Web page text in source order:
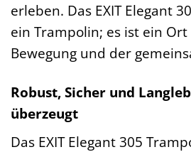
erleben. Das EXIT Elegant
ein Trampolin; es ist ein
Bewegung und der
Robust, Sicher und
überzeugt
Das EXIT Elegant 305